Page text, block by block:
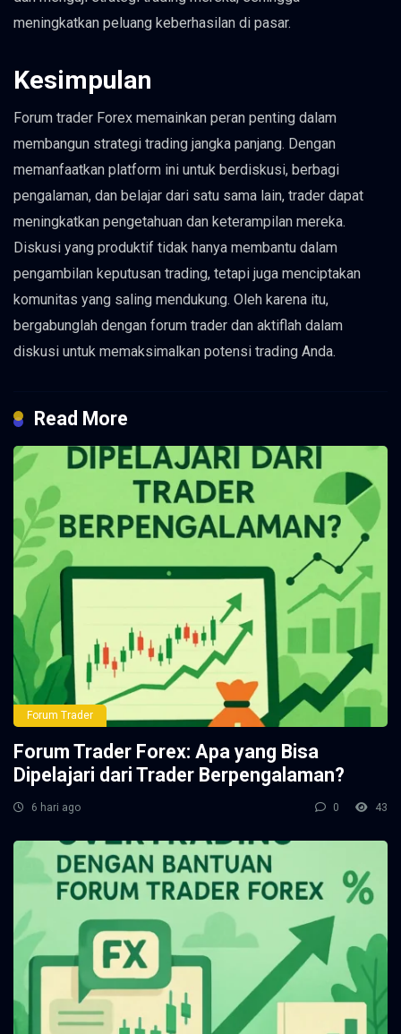
meningkatkan peluang keberhasilan di pasar.
Kesimpulan
Forum trader Forex memainkan peran penting dalam
membangun strategi trading jangka panjang. Dengan
memanfaatkan platform ini untuk berdiskusi, berbagi
pengalaman, dan belajar dari satu sama lain, trader dapat
meningkatkan pengetahuan dan keterampilan mereka.
Diskusi yang produktif tidak hanya membantu dalam
pengambilan keputusan trading, tetapi juga menciptakan
komunitas yang saling mendukung. Oleh karena itu,
bergabunglah dengan forum trader dan aktiflah dalam
diskusi untuk memaksimalkan potensi trading Anda.
Read More
Forum Trader
Forum Trader Forex: Apa yang Bisa
Dipelajari dari Trader Berpengalaman?
6 hari ago 0 43